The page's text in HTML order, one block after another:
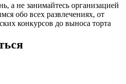
а не занимайтесь организацией
обо всех развлечениях, от
конкурсов до выноса торта